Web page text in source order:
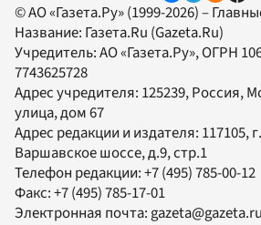
© АО «Газета.Ру» (1999-2026) –
Название: Газета.Ru (Gazeta.Ru)
Учредитель:АО «Газета.Ру», ОГРН
7743625728
Адрес учредителя: 125239, Россия,
улица, дом 67
Адрес редакции и издателя: 117105, г.
Варшавское шоссе, д.9, стр.1
Телефон редакции:+7 (495) 785-00-12
Факс:+7 (495) 785-17-01
Электронная почта: gazeta@gazeta.ru